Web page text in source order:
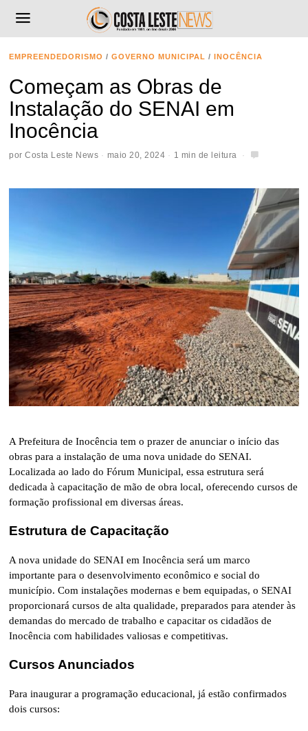
EMPREENDEDORISMO / GOVERNO MUNICIPAL / INOCÊNCIA
Começam as Obras de
Instalação do SENAI em
Inocência
porCosta Leste News maio 20, 2024 1 min de leitura
A Prefeitura de Inocência tem o prazer de anunciar o início das
obras para a instalação de uma nova unidade do SENAI.
Localizada ao lado do Fórum Municipal, essa estrutura será
dedicada à capacitação de mão de obra local, oferecendo cursos de
formação profissional em diversas áreas.
Estrutura de Capacitação
A nova unidade do SENAI em Inocência será um marco
importante para o desenvolvimento econômico e social do
município. Com instalações modernas e bem equipadas, o SENAI
proporcionará cursos de alta qualidade, preparados para atender às
demandas do mercado de trabalho e capacitar os cidadãos de
Inocência com habilidades valiosas e competitivas.
Cursos Anunciados
Para inaugurar a programação educacional, já estão confirmados
dois cursos: